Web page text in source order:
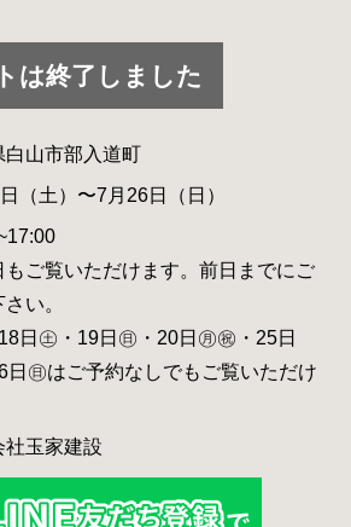
は終了しました
白山市部入道町
（土）〜7月26日（日）
ご覧いただけます。前日までにご
い。
日㊏・19日㊐・20日㊊㊗・25日
日㊐はご予約なしでもご覧いただけ
社玉家建設